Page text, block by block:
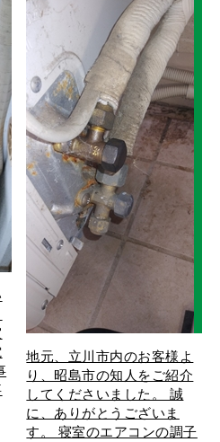
の照会・修正・削除などをご
であることを確認の上、対応
見直し
関して適用される日本の法
ともに、本ポリシーの内容を
ます。
地元、立川市内のお客様よ
り、昭島市の知人をご紹介
してくださいました。 誠
に、ありがとうございま
す。 寝室のエアコンの調子